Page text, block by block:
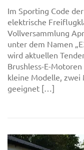
Im Sporting Code
elektrische
Vollversammlung
unter dem Namen
wird aktuellen
Brushless-E-
kleine Modelle,
geeignet […]